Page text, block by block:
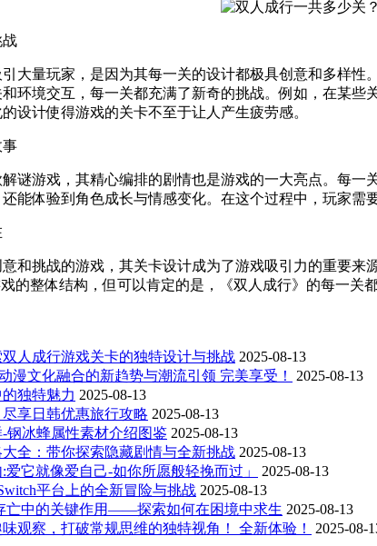
战
引大量玩家，是因为其每一关的设计都极具创意和多样
环境交互，每一关都充满了新奇的挑战。例如，在某
设计使得游戏的关卡不至于让人产生疲劳感。
事
解谜游戏，其精心编排的剧情也是游戏的一大亮点。每
能体验到角色成长与情感变化。在这个过程中，玩家需
意和挑战的游戏，其关卡设计成为了游戏吸引力的重要
的整体结构，但可以肯定的是，《双人成行》的每一
人成行游戏关卡的独特设计与挑战 2025-08-13
漫文化融合的新趋势与潮流引领 完美享受！
2025-08-13
独特魅力 2025-08-13
享日韩优惠旅行攻略 2025-08-13
钢冰蜂属性素材介绍图鉴 2025-08-13
全：带你探索隐藏剧情与全新挑战 2025-08-13
它就像爱自己-如你所愿般轻挽而过」
2025-08-13
平台上的全新冒险与挑战 2025-08-13
亡中的关键作用——探索如何在困境中求生 2025-08-13
观察，打破常规思维的独特视角！ 全新体验！
2025-08-